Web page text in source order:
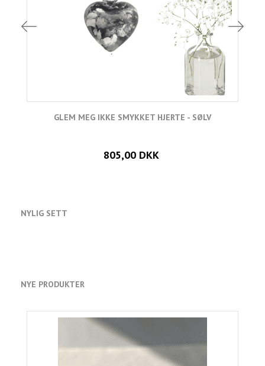
GLEM MEG IKKE SMYKKET HJERTE - SØLV
805,00 DKK
NYLIG SETT
NYE PRODUKTER